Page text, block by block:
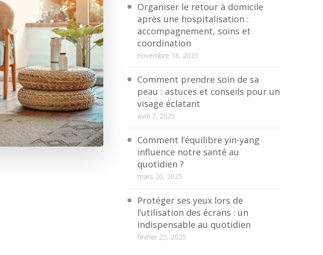
Organiser le retour à domicile
après une hospitalisation :
accompagnement, soins et
coordination
novembre 18, 2025
Comment prendre soin de sa
peau : astuces et conseils pour un
visage éclatant
avril 7, 2025
Comment l’équilibre yin-yang
influence notre santé au
quotidien ?
mars 20, 2025
Protéger ses yeux lors de
l’utilisation des écrans : un
indispensable au quotidien
février 25, 2025